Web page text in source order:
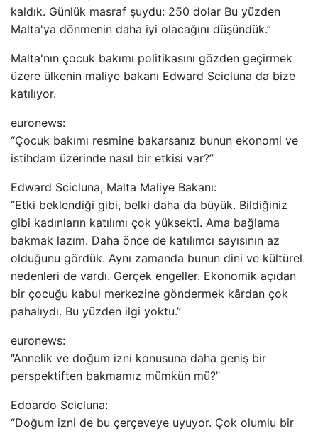
kaldık. Günlük masraf şuydu: 250 dolar Bu yüzden
Malta'ya dönmenin daha iyi olacağını düşündük.”
Malta'nın çocuk bakımı politikasını gözden geçirmek
üzere ülkenin maliye bakanı Edward Scicluna da bize
katılıyor.
euronews:
“Çocuk bakımı resmine bakarsanız bunun ekonomi ve
istihdam üzerinde nasıl bir etkisi var?”
Edward Scicluna, Malta Maliye Bakanı:
“Etki beklendiği gibi, belki daha da büyük. Bildiğiniz
gibi kadınların katılımı çok yüksekti. Ama bağlama
bakmak lazım. Daha önce de katılımcı sayısının az
olduğunu gördük. Aynı zamanda bunun dini ve kültürel
nedenleri de vardı. Gerçek engeller. Ekonomik açıdan
bir çocuğu kabul merkezine göndermek kârdan çok
pahalıydı. Bu yüzden ilgi yoktu.”
euronews:
“Annelik ve doğum izni konusuna daha geniş bir
perspektiften bakmamız mümkün mü?”
Edoardo Scicluna:
“Doğum izni de bu çerçeveye uyuyor. Çok olumlu bir